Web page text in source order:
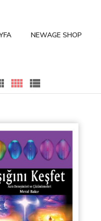
NEWAGE SHOP